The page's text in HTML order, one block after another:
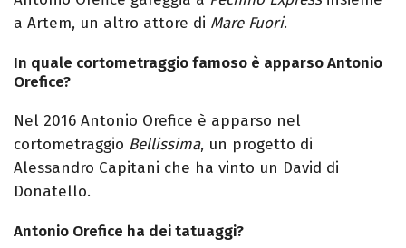
a Artem, un altro attore di Mare Fuori.
In quale cortometraggio famoso è apparso Antonio
Orefice?
Nel 2016 Antonio Orefice è apparso nel
cortometraggio Bellissima, un progetto di
Alessandro Capitani che ha vinto un David di
Donatello.
Antonio Orefice ha dei tatuaggi?